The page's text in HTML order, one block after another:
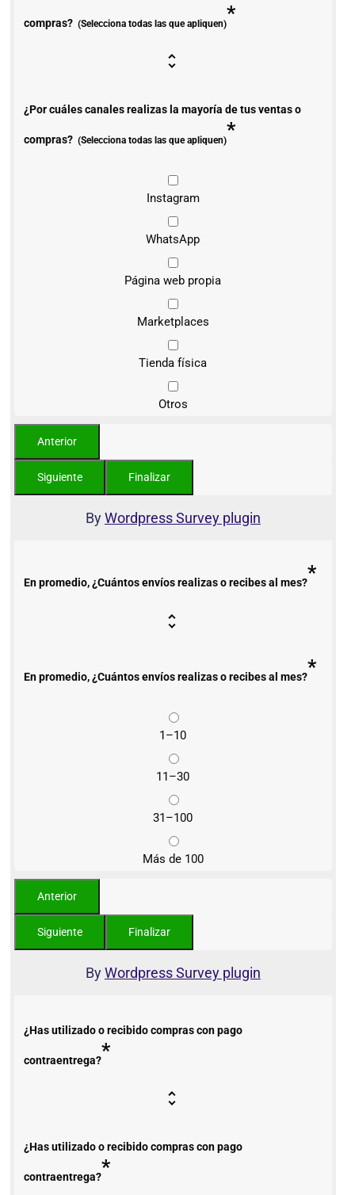
compras? (Selecciona todas las que apliquen)*
¿Por cuáles canales realizas la mayoría de tus ventas o
compras? (Selecciona todas las que apliquen)*
Instagram
WhatsApp
Página web propia
Marketplaces
Tienda física
Otros
ByWordpress Survey plugin
En promedio, ¿Cuántos envíos realizas o recibes al mes?*
En promedio, ¿Cuántos envíos realizas o recibes al mes?*
1–10
11–30
31–100
Más de 100
ByWordpress Survey plugin
¿Has utilizado o recibido compras con pago
contraentrega?*
¿Has utilizado o recibido compras con pago
contraentrega?*